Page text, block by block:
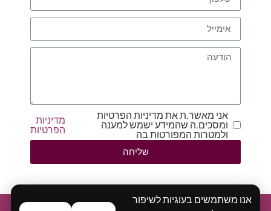
אני מאשר.ת את מדיניות הפרטיות
ומסכים.ה שהמידע ישמש למענה
ולמטרות המפורטות בה
מדיניות
הפרטיות
שליחה
בית אודות ייעוץ ואימון אישי סדנאות הרצאות
אנו משתמשים בעוגיות לשיפור